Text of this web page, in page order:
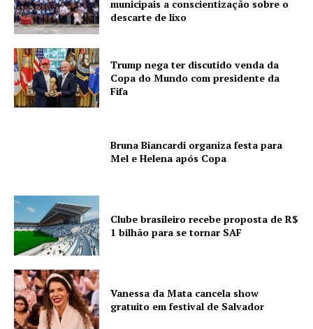
municipais a conscientização sobre o
descarte de lixo
Trump nega ter discutido venda da
Copa do Mundo com presidente da
Fifa
Bruna Biancardi organiza festa para
Mel e Helena após Copa
Clube brasileiro recebe proposta de R$
1 bilhão para se tornar SAF
Vanessa da Mata cancela show
gratuito em festival de Salvador